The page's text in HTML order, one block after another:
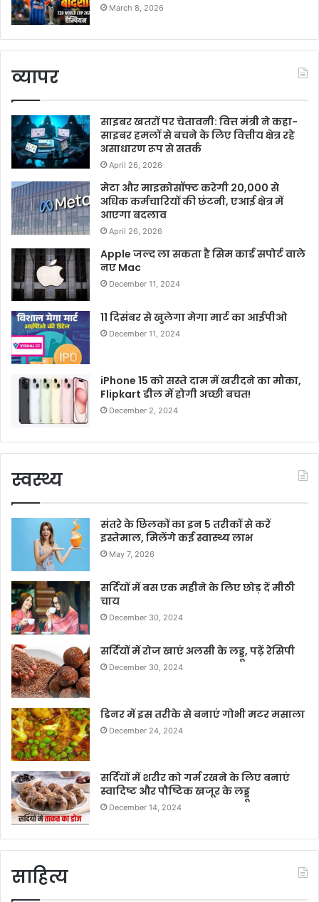
March 8, 2026
व्यापर
साइबर खतरों पर चेतावनी: वित्त मंत्री ने कहा-
साइबर हमलों से बचने के लिए वित्तीय क्षेत्र रहे
असाधारण रूप से सतर्क
April 26, 2026
मेटा और माइक्रोसॉफ्ट करेगी 20,000 से
अधिक कर्मचारियों की छंटनी, एआई क्षेत्र में
आएगा बदलाव
April 26, 2026
Apple जल्द ला सकता है सिम कार्ड सपोर्ट वाले
नए Mac
December 11, 2024
11 दिसंबर से खुलेगा मेगा मार्ट का आईपीओ
December 11, 2024
iPhone 15 को सस्ते दाम में खरीदने का मौका,
Flipkart डील में होगी अच्छी बचत!
December 2, 2024
स्वस्थ्य
संतरे के छिलकों का इन 5 तरीकों से करें
इस्तेमाल, मिलेंगे कई स्वास्थ्य लाभ
May 7, 2026
सर्दियों में बस एक महीने के लिए छोड़ दें मीठी
चाय
December 30, 2024
सर्दियों में रोज खाएं अलसी के लड्डू, पढ़ें रेसिपी
December 30, 2024
डिनर में इस तरीके से बनाएं गोभी मटर मसाला
December 24, 2024
सर्दियों में शरीर को गर्म रखने के लिए बनाएं
स्वादिष्ट और पौष्टिक खजूर के लड्डू
December 14, 2024
साहित्य